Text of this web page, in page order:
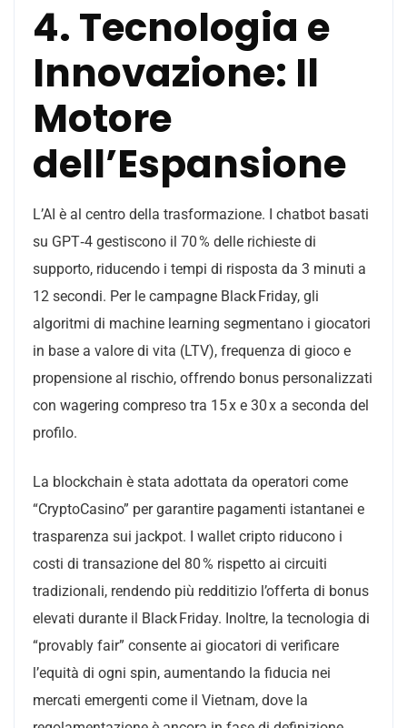
4. Tecnologia e
Innovazione: Il
Motore
dell’Espansione
L’AI è al centro della trasformazione. I chatbot basati
su GPT‑4 gestiscono il 70 % delle richieste di
supporto, riducendo i tempi di risposta da 3 minuti a
12 secondi. Per le campagne Black Friday, gli
algoritmi di machine learning segmentano i giocatori
in base a valore di vita (LTV), frequenza di gioco e
propensione al rischio, offrendo bonus personalizzati
con wagering compreso tra 15 x e 30 x a seconda del
profilo.
La blockchain è stata adottata da operatori come
“CryptoCasino” per garantire pagamenti istantanei e
trasparenza sui jackpot. I wallet cripto riducono i
costi di transazione del 80 % rispetto ai circuiti
tradizionali, rendendo più redditizio l’offerta di bonus
elevati durante il Black Friday. Inoltre, la tecnologia di
“provably fair” consente ai giocatori di verificare
l’equità di ogni spin, aumentando la fiducia nei
mercati emergenti come il Vietnam, dove la